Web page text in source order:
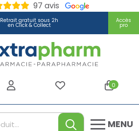
97 avis
Retrait gratuit sous 2h
en Click & Collect
Accès
pro
Extrapharm Votre
0
MENU